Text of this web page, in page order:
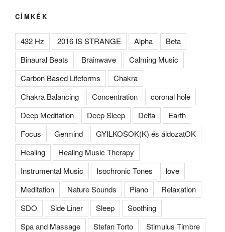
CÍMKÉK
432 Hz 2016 IS STRANGE Alpha
Beta
Binaural Beats
Brainwave
Calming Music
Carbon Based Lifeforms
Chakra
Chakra Balancing
Concentration
coronal hole
Deep Meditation
Deep Sleep Delta
Earth
Focus
Germind
GYILKOSOK(K) és áldozatOK
Healing
Healing Music Therapy
Instrumental Music
Isochronic Tones
love
Meditation
Nature Sounds Piano
Relaxation
SDO
Side Liner Sleep
Soothing
Spa and Massage
Stefan Torto
Stimulus Timbre